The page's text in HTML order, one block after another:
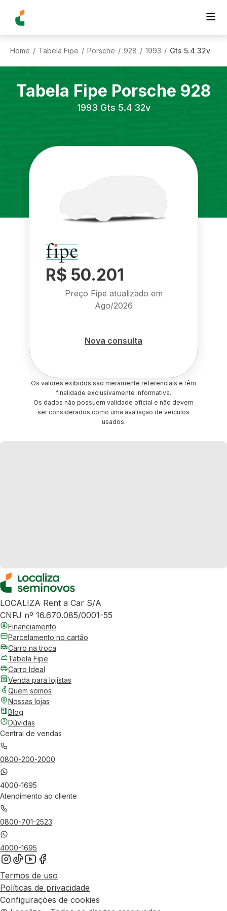
Home / Tabela Fipe / Porsche / 928 / 1993 / Gts 5.4 32v
Tabela Fipe Porsche 928
1993 Gts 5.4 32v
R$ 50.201
Preço Fipe atualizado em
Ago/2026
Nova consulta
Os valores exibidos são meramente referenciais e têm
finalidade exclusivamente informativa.
Os dados não possuem validade oficial e não devem
ser considerados como uma avaliação de veículos
usados.
LOCALIZA Rent a Car S/A
CNPJ nº 16.670.085/0001-55
Financiamento
Parcelamento no cartão
Carro na troca
Tabela Fipe
Carro Ideal
Venda para lojistas
Quem somos
Nossas lojas
Blog
Dúvidas
Central de vendas
0800-200-2000
4000-1695
Atendimento ao cliente
0800-701-2523
4000-1695
Termos de uso
Políticas de privacidade
Configurações de cookies